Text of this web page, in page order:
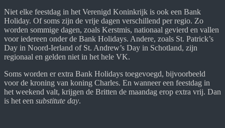
Niet elke feestdag in het Verenigd Koninkrijk is ook een Bank
Holiday. Of soms zijn de vrije dagen verschillend per regio. Zo
worden sommige dagen, zoals Kerstmis, nationaal gevierd en vallen
voor iedereen onder de Bank Holidays. Andere, zoals St. Patrick’s
Day in Noord-Ierland of St. Andrew’s Day in Schotland, zijn
regionaal en gelden niet in het hele VK.
Soms worden er extra Bank Holidays toegevoegd, bijvoorbeeld
voor de kroning van koning Charles. En wanneer een feestdag in
het weekend valt, krijgen de Britten de maandag erop extra vrij. Dan
is het een substitute day.